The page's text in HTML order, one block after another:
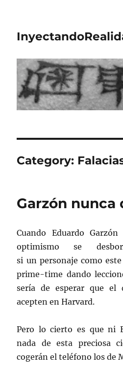
Category:
Garzón nunca
Cuando Eduardo
optimismo se
si un personaje como
prime-time dando
sería de esperar que el
acepten en Harvard.
Pero lo cierto es que ni
nada de esta preciosa
cogerán el teléfono los de